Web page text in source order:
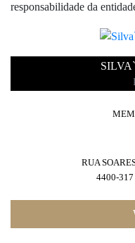
responsabilidade da
RUA
4400-